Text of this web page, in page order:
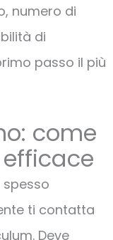
numero di
di
passo il più
come
ti contatta
Deve